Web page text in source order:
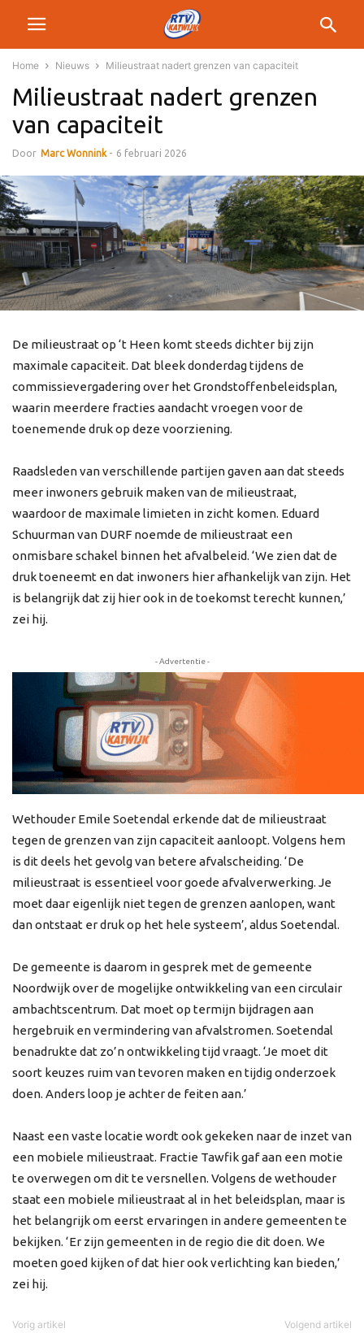
Home Nieuws Milieustraat nadert grenzen van capaciteit
Milieustraat nadert grenzen
van capaciteit
Door Marc Wonnink - 6 februari 2026
De milieustraat op ‘t Heen komt steeds dichter bij zijn
maximale capaciteit. Dat bleek donderdag tijdens de
commissievergadering over het Grondstoffenbeleidsplan,
waarin meerdere fracties aandacht vroegen voor de
toenemende druk op deze voorziening.
Raadsleden van verschillende partijen gaven aan dat steeds
meer inwoners gebruik maken van de milieustraat,
waardoor de maximale limieten in zicht komen. Eduard
Schuurman van DURF noemde de milieustraat een
onmisbare schakel binnen het afvalbeleid. ‘We zien dat de
druk toeneemt en dat inwoners hier afhankelijk van zijn. Het
is belangrijk dat zij hier ook in de toekomst terecht kunnen,’
zei hij.
- Advertentie -
Wethouder Emile Soetendal erkende dat de milieustraat
tegen de grenzen van zijn capaciteit aanloopt. Volgens hem
is dit deels het gevolg van betere afvalscheiding. ‘De
milieustraat is essentieel voor goede afvalverwerking. Je
moet daar eigenlijk niet tegen de grenzen aanlopen, want
dan ontstaat er druk op het hele systeem’, aldus Soetendal.
De gemeente is daarom in gesprek met de gemeente
Noordwijk over de mogelijke ontwikkeling van een circulair
ambachtscentrum. Dat moet op termijn bijdragen aan
hergebruik en vermindering van afvalstromen. Soetendal
benadrukte dat zo’n ontwikkeling tijd vraagt. ‘Je moet dit
soort keuzes ruim van tevoren maken en tijdig onderzoek
doen. Anders loop je achter de feiten aan.’
Naast een vaste locatie wordt ook gekeken naar de inzet van
een mobiele milieustraat. Fractie Tawfik gaf aan een motie
te overwegen om dit te versnellen. Volgens de wethouder
staat een mobiele milieustraat al in het beleidsplan, maar is
het belangrijk om eerst ervaringen in andere gemeenten te
bekijken. ‘Er zijn gemeenten in de regio die dit doen. We
moeten goed kijken of dat hier ook verlichting kan bieden,’
zei hij.
Vorig artikel Volgend artikel